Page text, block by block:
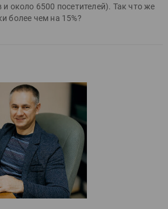
около 6500 посетителей). Так что же
более чем на 15%?